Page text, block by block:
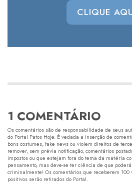
CLIQUE
1 COMENTÁRIO
Os comentários são de responsabilidade de seus
do Portal Patos Hoje. É vedada a inserção de
bons costumes, fake news ou violem direitos de
remover, sem prévia notificação, comentários
impostos ou que estejam fora do tema da matéria
pensamento, mas deve-se ter ciência de que
criminalmente! Os comentários que receberem 100
positivos serão retirados do Portal.